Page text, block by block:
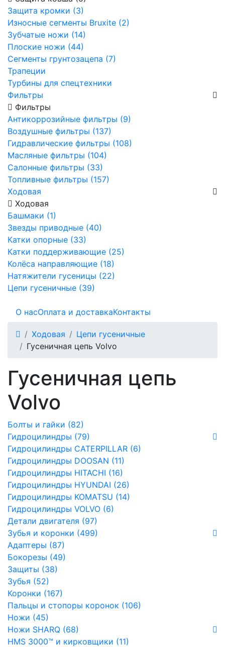
Защита кромки (3)
Износные сегменты Bruxite (2)
Зубчатые ножи (14)
Плоские ножи (44)
Сегменты грунтозацепа (7)
Трапеции
Турбины для спецтехники
Фильтры
Фильтры
Антикоррозийные фильтры (9)
Воздушные фильтры (137)
Гидравлические фильтры (108)
Масляные фильтры (104)
Салонные фильтры (33)
Топливные фильтры (157)
Ходовая
Ходовая
Башмаки (1)
Звезды приводные (40)
Катки опорные (33)
Катки поддерживающие (25)
Колёса направляющие (18)
Натяжители гусеницы (22)
Цепи гусеничные (39)
О насОплата и доставкаКонтакты
Ходовая
Цепи гусеничные
Гусеничная цепь Volvo
Гусеничная цепь
Volvo
Болты и гайки (82)
Гидроцилиндры (79)
Гидроцилиндры CATERPILLAR (6)
Гидроцилиндры DOOSAN (11)
Гидроцилиндры HITACHI (16)
Гидроцилиндры HYUNDAI (26)
Гидроцилиндры KOMATSU (14)
Гидроцилиндры VOLVO (6)
Детали двигателя (97)
Зубья и коронки (499)
Адаптеры (87)
Бокорезы (49)
Защиты (38)
Зубья (52)
Коронки (167)
Пальцы и стопоры коронок (106)
Ножи (45)
Ножи SHARQ (68)
HMS 3000™ и кирковщики (11)